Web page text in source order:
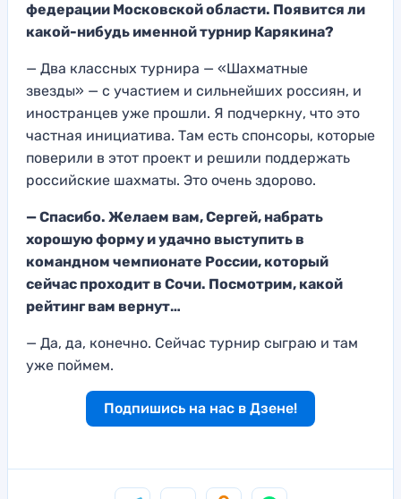
федерации Московской области. Появится ли
какой-нибудь именной турнир Карякина?
— Два классных турнира — «Шахматные
звезды» — с участием и сильнейших россиян, и
иностранцев уже прошли. Я подчеркну, что это
частная инициатива. Там есть спонсоры, которые
поверили в этот проект и решили поддержать
российские шахматы. Это очень здорово.
— Спасибо. Желаем вам, Сергей, набрать
хорошую форму и удачно выступить в
командном чемпионате России, который
сейчас проходит в Сочи. Посмотрим, какой
рейтинг вам вернут…
— Да, да, конечно. Сейчас турнир сыграю и там
уже поймем.
Подпишись на нас в Дзене!